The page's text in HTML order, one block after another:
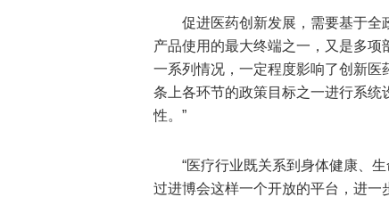
促进医药创新发展，需要基于全
产品使用的最大终端之一，又是多
一系列情况，一定程度影响了创新医
条上各环节的政策目标之一进行系统
性。”
“医疗行业既关系到身体健康、
过进博会这样一个开放的平台，进